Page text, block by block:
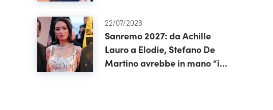
22/07/2026
Sanremo 2027: da Achille
Lauro a Elodie, Stefano De
Martino avrebbe in mano “il